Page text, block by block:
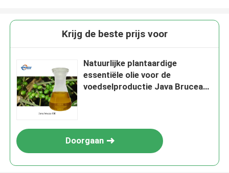
Krijg de beste prijs voor
Natuurlijke plantaardige
essentiële olie voor de
voedselproductie Java Brucea
Doorgaan